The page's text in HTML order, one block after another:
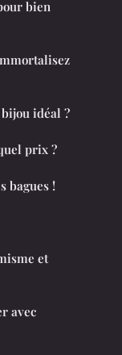
bien
idéal ?
prix ?
bagues !
et
avec